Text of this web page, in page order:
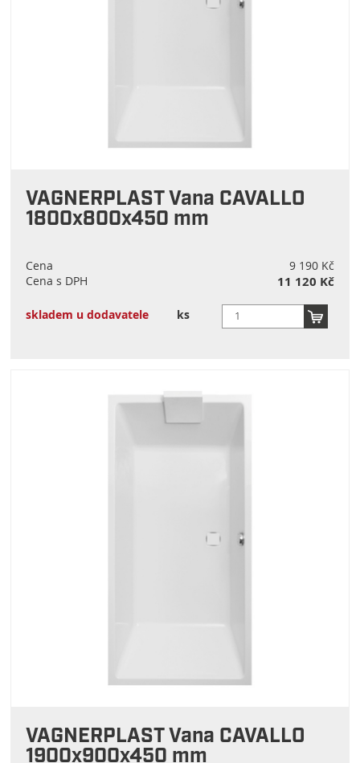
VAGNERPLAST Vana CAVALLO
1800x800x450 mm
Cena
9 190 Kč
Cena s DPH
11 120 Kč
skladem u dodavatele ks
VAGNERPLAST Vana CAVALLO
1900x900x450 mm